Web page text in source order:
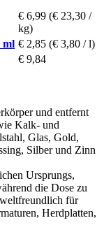
€ 6,99 (€ 23,30 /
kg)
ml € 2,85 (€ 3,80 / l)
€ 9,84
und entfernt
Kalk- und
Glas, Gold,
Silber und Zinn
Ursprungs,
die Dose zu
für
Herdplatten,